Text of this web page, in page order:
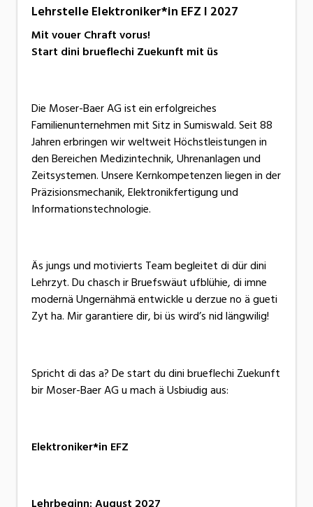
Lehrstelle Elektroniker*in EFZ I 2027
Mit vouer Chraft vorus!
Start dini brueflechi Zuekunft mit üs
Die Moser-Baer AG ist ein erfolgreiches
Familienunternehmen mit Sitz in Sumiswald. Seit 88
Jahren erbringen wir weltweit Höchstleistungen in
den Bereichen Medizintechnik, Uhrenanlagen und
Zeitsystemen. Unsere Kernkompetenzen liegen in der
Präzisionsmechanik, Elektronikfertigung und
Informationstechnologie.
Äs jungs und motivierts Team begleitet di dür dini
Lehrzyt. Du chasch ir Bruefswäut ufblühie, di imne
modernä Ungernähmä entwickle u derzue no ä gueti
Zyt ha. Mir garantiere dir, bi üs wird’s nid längwilig!
Spricht di das a? De start du dini brueflechi Zuekunft
bir Moser-Baer AG u mach ä Usbiudig aus:
Elektroniker*in EFZ